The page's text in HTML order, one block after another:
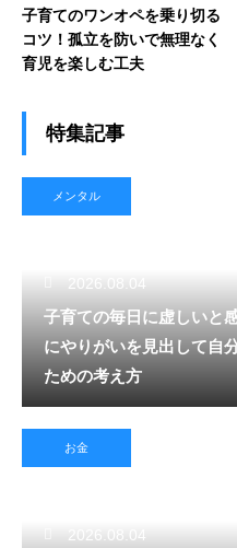
子育てのワンオペを乗り切る
コツ！孤立を防いで無理なく
育児を楽しむ工夫
特集記事
メンタル
2026.08.04
子育ての毎日に虚しいと
にやりがいを見出して自
ための考え方
お金
2026.08.04